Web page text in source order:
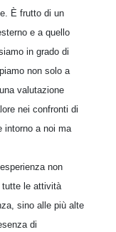
È frutto di un
e a quello
in grado di
non solo a
valutazione
nei confronti di
intorno a noi ma
non
tutte le attività
sino alle più alte
di